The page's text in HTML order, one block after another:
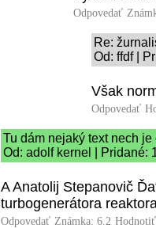
Odpovedať
Re:
Od: ffdf |
Však
Odpovedať
Tu dám nejaký text nech
Od: adolf kernel | Pridané:
A Anatolij Stepanovič
turbogenerátora
Odpovedať Známka: 6.2